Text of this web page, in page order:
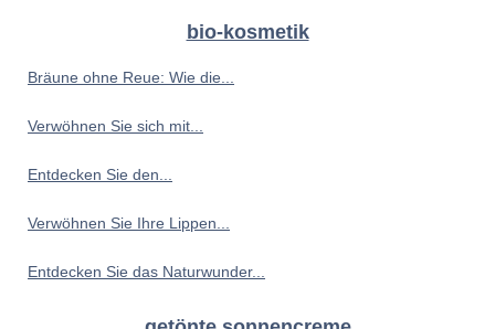
bio-kosmetik
Bräune ohne Reue: Wie die...
Verwöhnen Sie sich mit...
Entdecken Sie den...
Verwöhnen Sie Ihre Lippen...
Entdecken Sie das Naturwunder...